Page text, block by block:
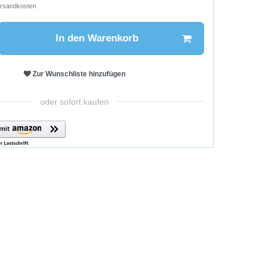
In den Warenkorb
Zur Wunschliste hinzufügen
oder sofort kaufen